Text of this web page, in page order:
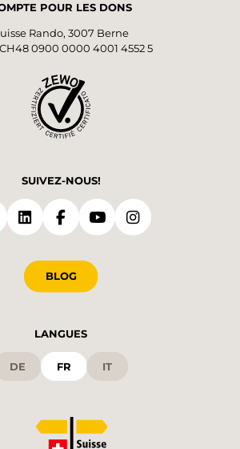
POUR LES DONS
Rando, 3007 Berne
0900 0000 4001 4552 5
SUIVEZ-NOUS!
BLOG
LANGUES
DE FR IT